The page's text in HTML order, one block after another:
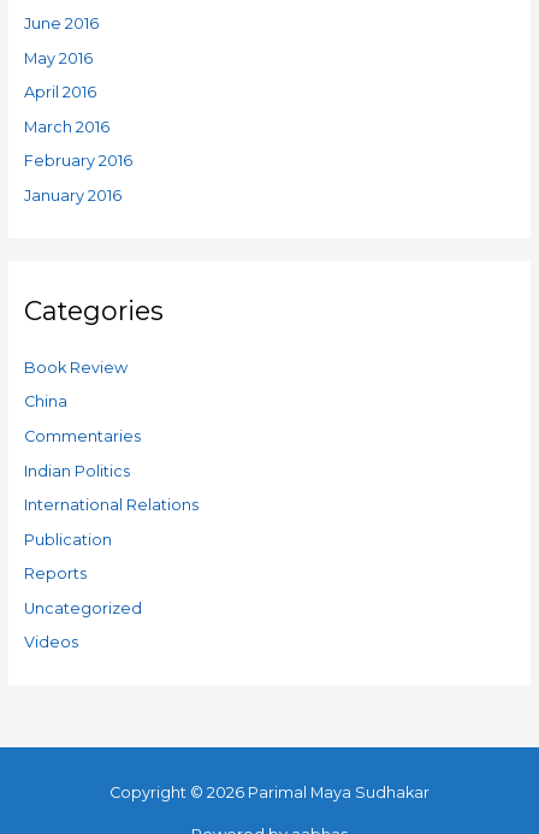
June 2016
May 2016
April 2016
March 2016
February 2016
January 2016
Categories
Book Review
China
Commentaries
Indian Politics
International Relations
Publication
Reports
Uncategorized
Videos
Copyright © 2026 Parimal Maya Sudhakar